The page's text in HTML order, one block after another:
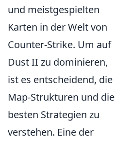
und meistgespielten
Karten in der Welt von
Counter-Strike. Um auf
Dust II zu dominieren,
ist es entscheidend, die
Map-Strukturen und die
besten Strategien zu
verstehen. Eine der